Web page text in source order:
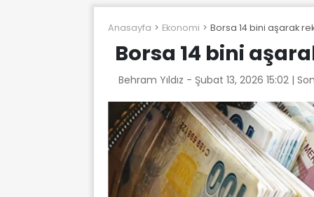
Anasayfa Ekonomi Borsa 14 bini aşarak
Borsa 14 bini
Behram Yıldız - Şubat 13, 2026 15:02 |